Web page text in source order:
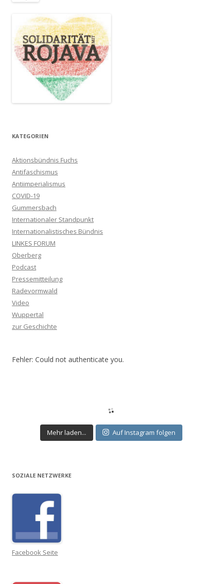
KATEGORIEN
Aktionsbündnis Fuchs
Antifaschismus
Antiimperialismus
COVID-19
Gummersbach
Internationaler Standpunkt
Internationalistisches Bündnis
LINKES FORUM
Oberberg
Podcast
Pressemitteilung
Radevormwald
Video
Wuppertal
zur Geschichte
Fehler: Could not authenticate you.
Mehr laden... Auf Instagram folgen
SOZIALE NETZWERKE
Facebook Seite